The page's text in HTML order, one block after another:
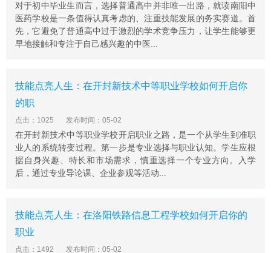
对于初中毕业生而言，选择普通高中并非唯一出路，就读南阳中
医药学校是一条值得认真考虑的、注重技能发展的务实赛道。首
先，它避免了普通高中过于激烈的学术竞争压力，让学生能够更
早地接触和专注于自己感兴趣的中医...
技能点亮人生：在开封新技术中等职业学校如何开启你
的职
点击：1025 发布时间：05-02
在开封新技术中等职业学校开启职业之路，是一个从学生到准职
业人的系统转变过程。第一步是专业选择与职业认知。学生应根
据自身兴趣、特长和市场需求，慎重选择一个专业方向。入学
后，通过专业导论课、企业参观等活动...
技能点亮人生：在洛阳铁路信息工程学校如何开启你的
职业
点击：1492 发布时间：05-02